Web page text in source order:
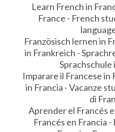
Learn French in
France - French
Französisch lernen in
in Frankreich -
Sprachschule
Imparare il Francese in
in Francia - Vacanze
di
Aprender el Francés
Francés en Francia